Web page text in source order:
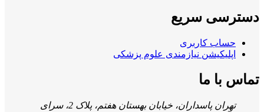
دسترسی سریع
حساب کاربری
اپلیکیشن نیازمندی علوم پزشکی
تماس با ما
تهران پاسداران، خیابان بهستان هفتم، پلاک 2، سرای